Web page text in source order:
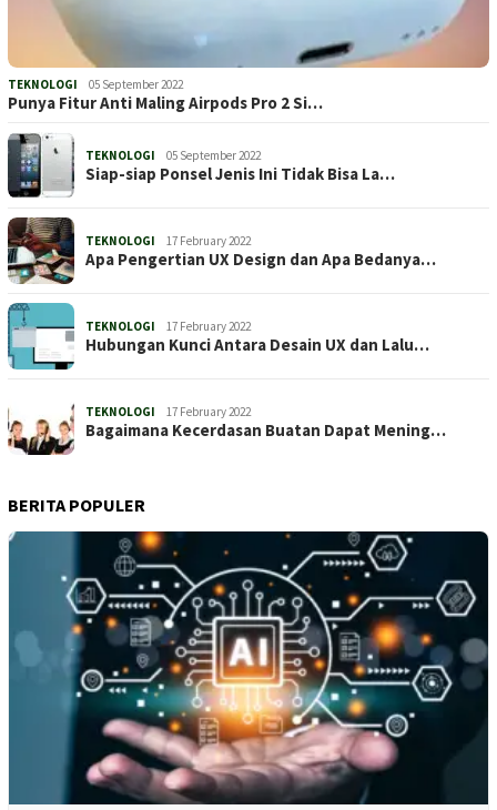
TEKNOLOGI 05 September 2022
Punya Fitur Anti Maling Airpods Pro 2 Si…
TEKNOLOGI 05 September 2022
Siap-siap Ponsel Jenis Ini Tidak Bisa La…
TEKNOLOGI 17 February 2022
Apa Pengertian UX Design dan Apa Bedanya…
TEKNOLOGI 17 February 2022
Hubungan Kunci Antara Desain UX dan Lalu…
TEKNOLOGI 17 February 2022
Bagaimana Kecerdasan Buatan Dapat Mening…
BERITA POPULER